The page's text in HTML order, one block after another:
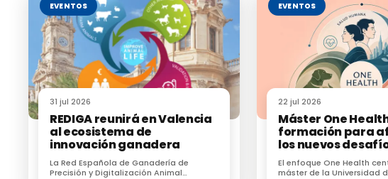
EVENTOS
31 jul 2026
REDIGA reunirá en Valencia
al ecosistema de
innovación ganadera
La Red Española de Ganadería de
Precisión y Digitalización Animal
EVENTOS
22 jul 2026
Máster One
formación para
los nuevos
sanitarios en
El enfoque One Health
máster de la Universidad